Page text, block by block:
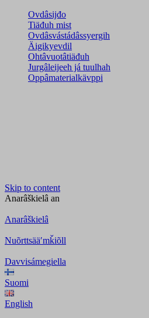
Ovdâsijđo
Tiäđuh mist
Ovdâsvástádâssyergih
Äigikyevdil
Ohtâvuotâtiäđuh
Jurgâleijeeh já tuulhah
Oppâmaterialkävppi
Skip to content
Anarâškielâ an
Anarâškielâ
Nuõrttsääʹmǩiõll
Davvisámegiella
Suomi
English